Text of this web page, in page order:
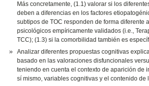
Más concretamente, (1.1) valorar si los
deben a diferencias en los factores
subtipos de TOC responden de forma diferente
psicológicos empíricamente validados (i.e.,
TCC); (1.3) si la comorbilidad también es
Analizar diferentes propuestas cognitivas
basado en las valoraciones disfuncionales
teniendo en cuenta el contexto de aparición de
sí mismo, variables cognitivas y el contenido de